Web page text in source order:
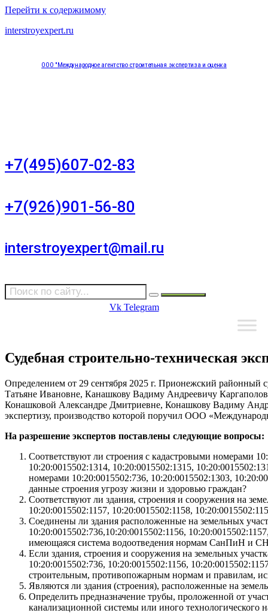
Перейти к содержимому
interstroyexpert.ru
ООО "Международное агентство строительная экспертиза и оценка
+7(495)607-02-83
+7(926)901-56-80
interstroyexpert@mail.ru
Vk Telegram
Судебная строительно-техническая
Определением от 29 сентября 2025 г. Прионежский
Татьяне Ивановне, Канашкову Вадиму Андреевичу
Конашковой Александре Дмитриевне, Конашкову Вадиму
экспертизу, производство которой поручил ООО
На разрешение экспертов поставлены следующие вопросы:
Соответствуют ли строения с кадастровыми номерами
10:20:0015502:1314, 10:20:0015502:1315,
номерами 10:20:0015502:736, 10:20:0015502:1303,
данные строения угрозу жизни и здоровью граждан?
Соответствуют ли здания, строения и сооружения на
10:20:0015502:1157, 10:20:0015502:1158,
Соединены ли здания расположенные на земельных
10:20:0015502:736,10:20:0015502:1156,
имеющаяся система водоотведения нормам СанПиН и
Если здания, строения и сооружения на земельных
10:20:0015502:736, 10:20:0015502:1156,
строительным, противопожарным нормам и правилам,
Являются ли здания (строения), расположенные на
Определить предназначение трубы, проложенной от
канализационной системы или иного технологического